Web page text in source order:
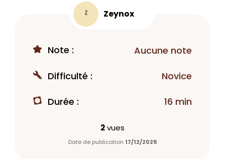
Z Zeynox
Note : Aucune note
Difficulté : Novice
Durée : 16 min
2vues
Date de publication 17/12/2025